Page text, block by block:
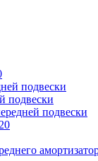
подвески
подвески
подвески